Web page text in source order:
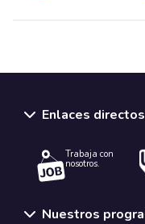
Enlaces directos
Trabaja con
nosotros.
Nuestros